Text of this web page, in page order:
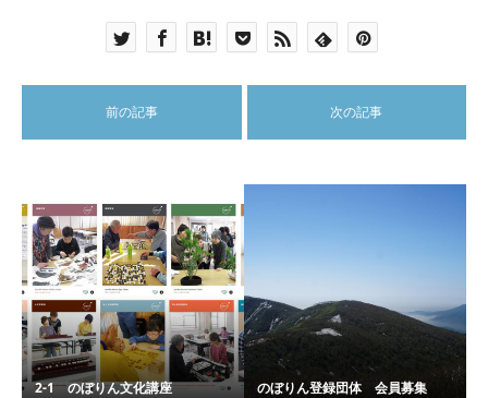
前の記事 次の記事
2-1 のぼりん文化講座 のぼりん登録団体 会員募集